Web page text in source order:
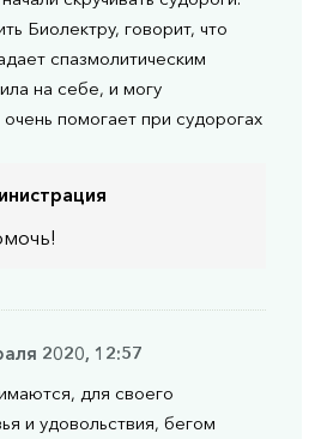
Биолектру, говорит, что
спазмолитическим
на себе, и могу
помогает при судорогах
2020, 12:57
для своего
и удовольствия, бегом